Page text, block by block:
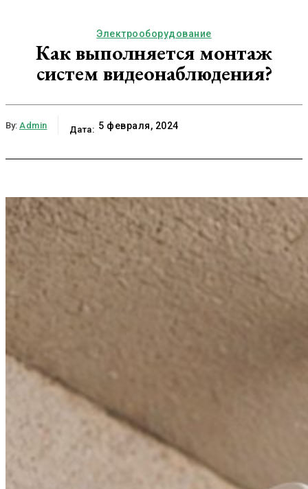
Электрооборудование
Как выполняется монтаж
систем видеонаблюдения?
By: Admin Дата: 5 февраля, 2024